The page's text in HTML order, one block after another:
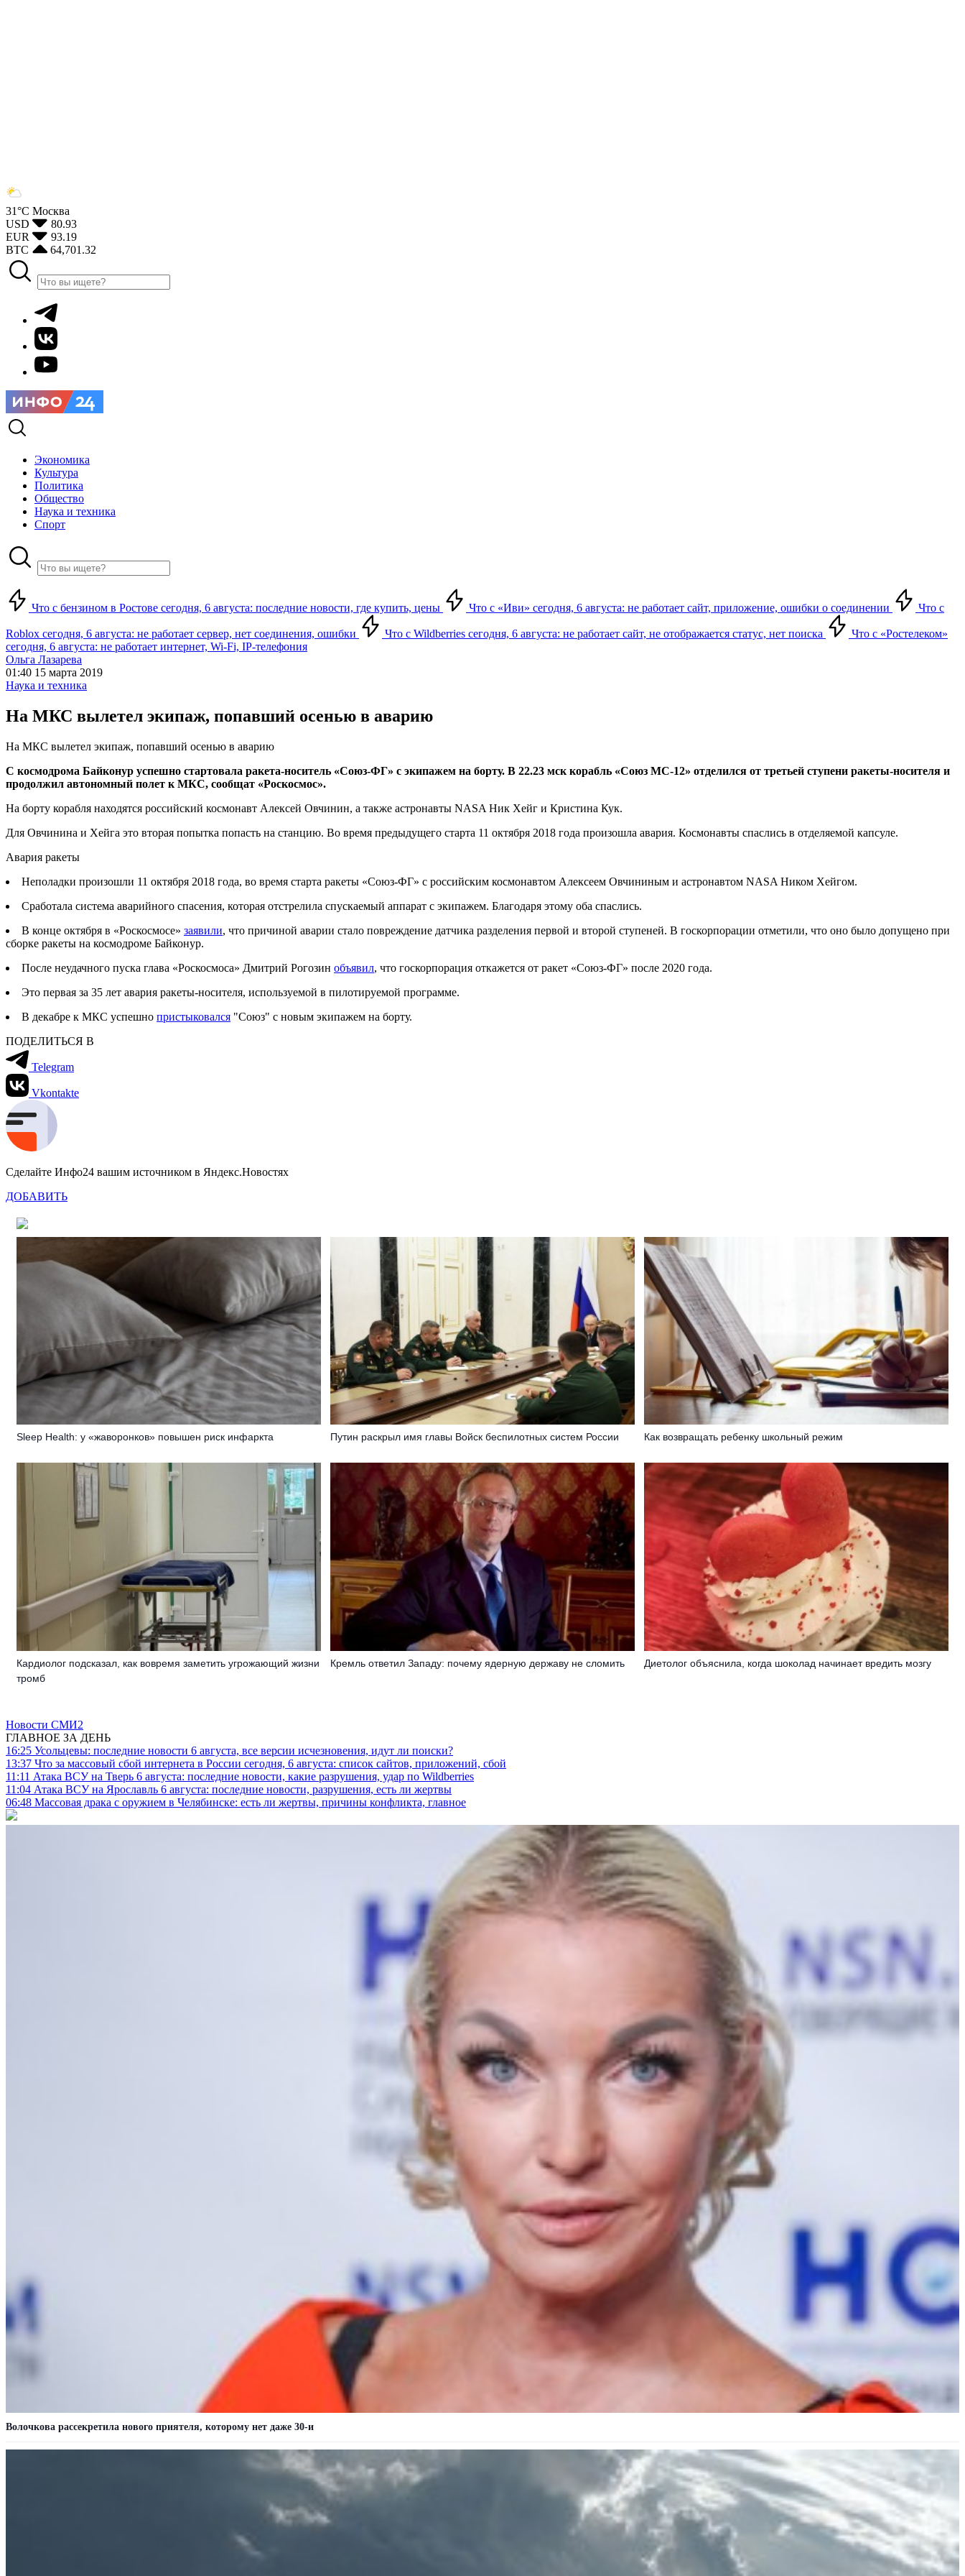
31°С Москва
USD
80.93
EUR
93.19
BTC
64,701.32
Экономика
Культура
Политика
Общество
Наука и техника
Спорт
Что с бензином в Ростове сегодня, 6 августа: последние новости, где купить, цены Что с «Иви» сегодня, 6 августа: не работает сайт, приложение, ошибки о соединении Что с
Roblox сегодня, 6 августа: не работает сервер, нет соединения, ошибки Что с Wildberries сегодня, 6 августа: не работает сайт, не отображается статус, нет поиска
Что с «Ростелеком»
сегодня, 6 августа: не работает интернет, Wi-Fi, IP-телефония
Ольга Лазарева
01:40 15 марта 2019
Наука и техника
На МКС вылетел экипаж, попавший осенью в аварию
На МКС вылетел экипаж, попавший осенью в аварию
С космодрома Байконур успешно стартовала ракета-носитель «Союз-ФГ» с экипажем на борту. В 22.23 мск корабль «Союз МС-12» отделился от третьей ступени ракеты-носителя и
продолжил автономный полет к МКС, сообщат «Роскосмос».
На борту корабля находятся российский космонавт Алексей Овчинин, а также астронавты NASA Ник Хейг и Кристина Кук.
Для Овчинина и Хейга это вторая попытка попасть на станцию. Во время предыдущего старта 11 октября 2018 года произошла авария. Космонавты спаслись в отделяемой капсуле.
Авария ракеты
Неполадки произошли 11 октября 2018 года, во время старта ракеты «Союз-ФГ» с российским космонавтом Алексеем Овчининым и астронавтом NASA Ником Хейгом.
Сработала система аварийного спасения, которая отстрелила спускаемый аппарат с экипажем. Благодаря этому оба спаслись.
В конце октября в «Роскосмосе» заявили, что причиной аварии стало повреждение датчика разделения первой и второй ступеней. В госкорпорации отметили, что оно было допущено при
сборке ракеты на космодроме Байконур.
После неудачного пуска глава «Роскосмоса» Дмитрий Рогозин объявил, что госкорпорация откажется от ракет «Союз-ФГ» после 2020 года.
Это первая за 35 лет авария ракеты-носителя, используемой в пилотируемой программе.
В декабре к МКС успешно пристыковался "Союз" с новым экипажем на борту.
ПОДЕЛИТЬСЯ В
Telegram
Vkontakte
Сделайте Инфо24 вашим источником в Яндекс.Новостях
ДОБАВИТЬ
Sleep Health: у «жаворонков» повышен риск инфаркта Путин раскрыл имя главы Войск беспилотных систем России Как возвращать ребенку школьный режим
Кардиолог подсказал, как вовремя заметить угрожающий жизни
тромб
Кремль ответил Западу: почему ядерную державу не сломить Диетолог объяснила, когда шоколад начинает вредить мозгу
Новости СМИ2
ГЛАВНОЕ ЗА ДЕНЬ
16:25 Усольцевы: последние новости 6 августа, все версии исчезновения, идут ли поиски?
13:37 Что за массовый сбой интернета в России сегодня, 6 августа: список сайтов, приложений, сбой
11:11 Атака ВСУ на Тверь 6 августа: последние новости, какие разрушения, удар по Wildberries
11:04 Атака ВСУ на Ярославль 6 августа: последние новости, разрушения, есть ли жертвы
06:48 Массовая драка с оружием в Челябинске: есть ли жертвы, причины конфликта, главное
Волочкова рассекретила нового приятеля, которому нет даже 30-и